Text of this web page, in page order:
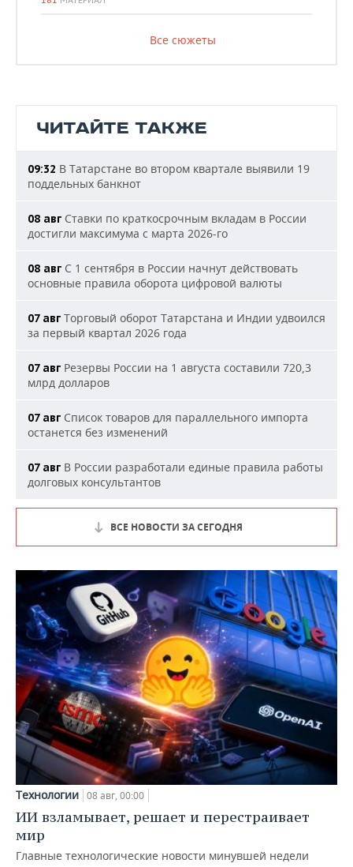
Все сюжеты
ЧИТАЙТЕ ТАКЖЕ
09:32 В Татарстане во втором квартале выявили 19
поддельных банкнот
08 авг Ставки по краткосрочным вкладам в России
достигли максимума с марта 2026-го
08 авг С 1 сентября в России начнут действовать
основные правила оборота цифровой валюты
07 авг Торговый оборот Татарстана и Индии удвоился
за первый квартал 2026 года
07 авг Резервы России на 1 августа составили 720,3
млрд долларов
07 авг Список товаров для параллельного импорта
останется без изменений
07 авг В России разработали единые правила работы
долговых консультантов
ВСЕ НОВОСТИ ЗА СЕГОДНЯ
Технологии 08 авг, 00:00
ИИ взламывает, решает и перестраивает
мир
Главные технологические новости минувшей недели